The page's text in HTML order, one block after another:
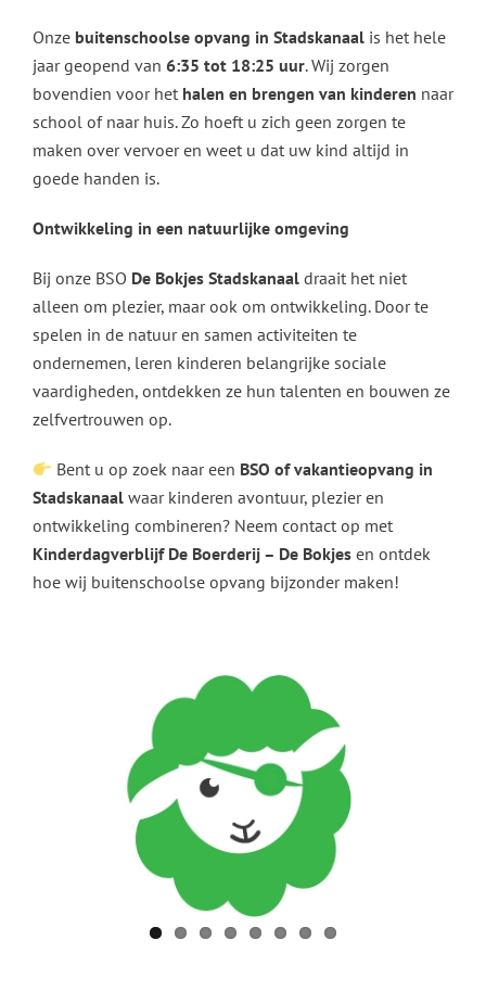
Onze buitenschoolse opvang in Stadskanaal is het hele
jaar geopend van 6:35 tot 18:25 uur. Wij zorgen
bovendien voor het halen en brengen van kinderen naar
school of naar huis. Zo hoeft u zich geen zorgen te
maken over vervoer en weet u dat uw kind altijd in
goede handen is.
Ontwikkeling in een natuurlijke omgeving
Bij onze BSO De Bokjes Stadskanaal draait het niet
alleen om plezier, maar ook om ontwikkeling. Door te
spelen in de natuur en samen activiteiten te
ondernemen, leren kinderen belangrijke sociale
vaardigheden, ontdekken ze hun talenten en bouwen ze
zelfvertrouwen op.
Bent u op zoek naar een BSO of vakantieopvang in
Stadskanaal waar kinderen avontuur, plezier en
ontwikkeling combineren? Neem contact op met
Kinderdagverblijf De Boerderij – De Bokjes en ontdek
hoe wij buitenschoolse opvang bijzonder maken!